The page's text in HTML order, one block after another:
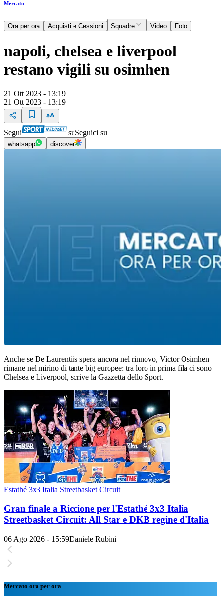
Mercato
Ora per ora Acquisti e Cessioni Squadre Video Foto
napoli, chelsea e liverpool
restano vigili su osimhen
21 Ott 2023 - 13:19
21 Ott 2023 - 13:19
Segui suSeguici su
whatsapp discover
Anche se De Laurentiis spera ancora nel rinnovo, Victor Osimhen
rimane nel mirino di tante big europee: tra loro in prima fila ci sono
Chelsea e Liverpool, scrive la Gazzetta dello Sport.
Estathé 3x3 Italia Streetbasket Circuit
Gran finale a Riccione per l'Estathé 3x3 Italia
Streetbasket Circuit: All Star e DKB regine d'Italia
06 Ago 2026 - 15:59Daniele Rubini
Mercato ora per ora